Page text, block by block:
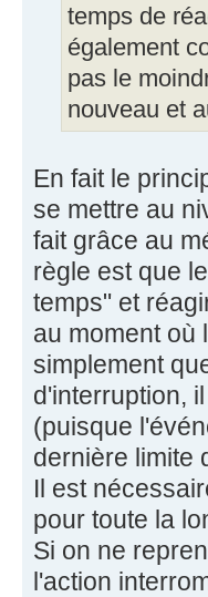
temps de
également
pas le
nouveau et
En fait le
se mettre au
fait grâce au
règle est que
temps" et
au moment où
simplement
d'interruption,
(puisque
dernière limite
Il est
pour toute la
Si on ne
l'action